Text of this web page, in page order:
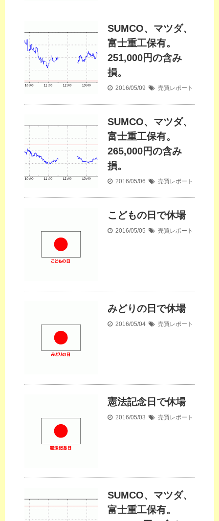
SUMCO、マツダ、
富士重工保有。
251,000円の含み
損。
2016/05/09 売買レポート
SUMCO、マツダ、
富士重工保有。
265,000円の含み
損。
2016/05/06 売買レポート
こどもの日で休場
2016/05/05 売買レポート
みどりの日で休場
2016/05/04 売買レポート
憲法記念日で休場
2016/05/03 売買レポート
SUMCO、マツダ、
富士重工保有。